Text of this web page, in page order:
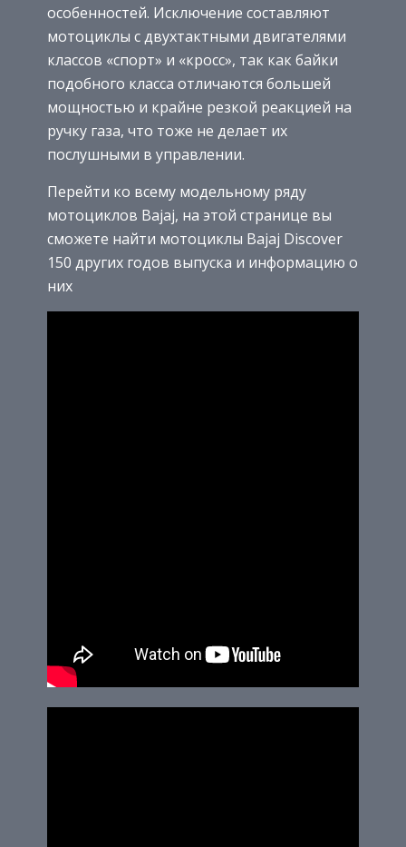
особенностей. Исключение составляют
мотоциклы с двухтактными двигателями
классов «спорт» и «кросс», так как байки
подобного класса отличаются большей
мощностью и крайне резкой реакцией на
ручку газа, что тоже не делает их
послушными в управлении.
Перейти ко всему модельному ряду
мотоциклов Bajaj, на этой странице вы
сможете найти мотоциклы Bajaj Discover
150 других годов выпуска и информацию о
них